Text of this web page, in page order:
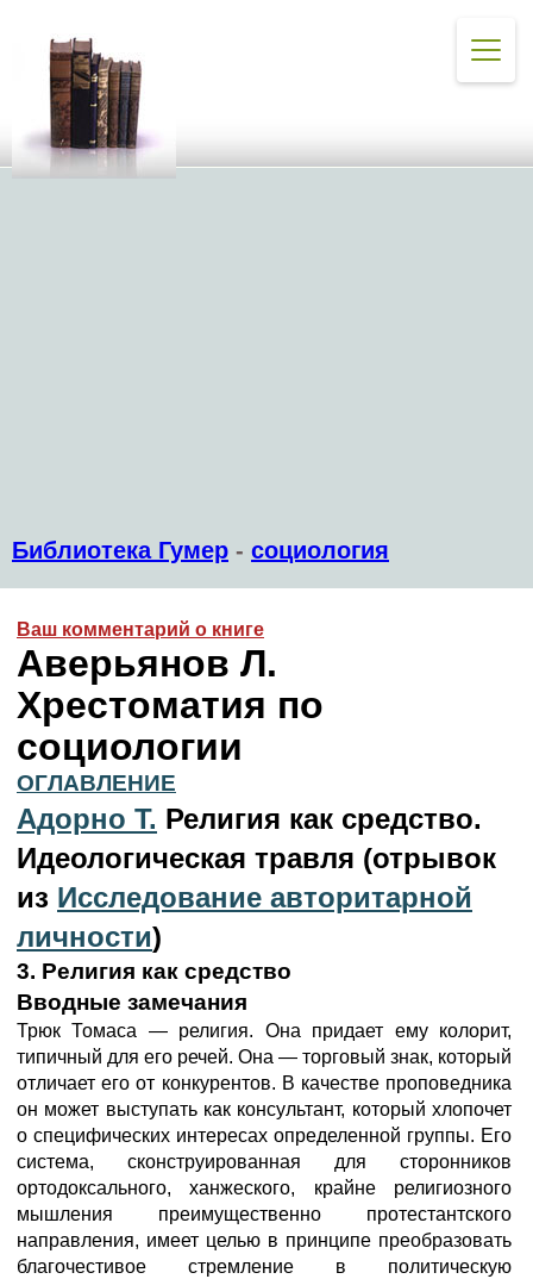
Библиотека Гумер - социология
Ваш комментарий о книге
Аверьянов Л.
Хрестоматия по
социологии
ОГЛАВЛЕНИЕ
Адорно Т. Религия как средство.
Идеологическая травля (отрывок
из Исследование авторитарной
личности)
3. Религия как средство
Вводные замечания
Трюк Томаса — религия. Она придает ему колорит,
типичный для его речей. Она — торговый знак, который
отличает его от конкурентов. В качестве проповедника
он может выступать как консультант, который хлопочет
о специфических интересах определенной группы. Его
система, сконструированная для сторонников
ортодоксального, ханжеского, крайне религиозного
мышления преимущественно протестантского
направления, имеет целью в принципе преобразовать
благочестивое стремление в политическую